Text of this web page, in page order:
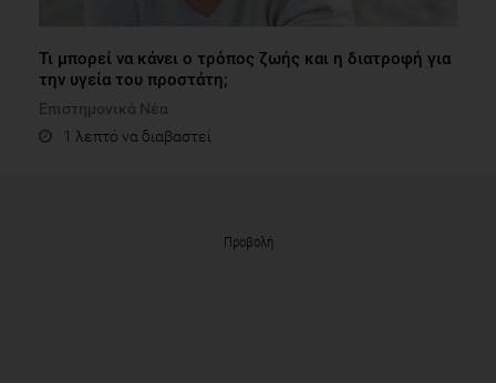
Τι μπορεί να κάνει ο τρόπος ζωής και η διατροφή για
την υγεία του προστάτη;
Επιστημονικά Νέα
1 λεπτό να διαβαστεί
Προβολή